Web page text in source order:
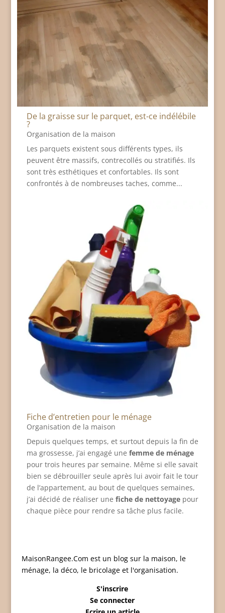
De la graisse sur le parquet, est-ce indélébile
?
Organisation de la maison
Les parquets existent sous différents types, ils
peuvent être massifs, contrecollés ou stratifiés. Ils
sont très esthétiques et confortables. Ils sont
confrontés à de nombreuses taches, comme...
Fiche d’entretien pour le ménage
Organisation de la maison
Depuis quelques temps, et surtout depuis la fin de
ma grossesse, j’ai engagé une femme de ménage
pour trois heures par semaine. Même si elle savait
bien se débrouiller seule après lui avoir fait le tour
de l’appartement, au bout de quelques semaines,
j’ai décidé de réaliser une fiche de nettoyagepour
chaque pièce pour rendre sa tâche plus facile.
MaisonRangee.Com est un blog sur la maison, le
ménage, la déco, le bricolage et l'organisation.
S'inscrire
Se connecter